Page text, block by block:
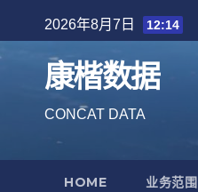
to
2026年8月7日 12:14
康楷数据
CONCAT DATA
HOME 业务范围